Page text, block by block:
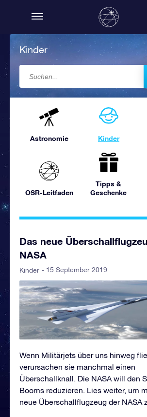
Kinder
Astronomie Kinder
OSR-Leitfaden
Tipps &
Geschenke
Das neue
NASA
Kinder - 15 September 2019
Wenn Militärjets über uns hinweg
verursachen sie manchmal einen
Überschallknall. Die NASA will den
Booms reduzieren. Lies weiter, um
neue Überschallflugzeug der NASA